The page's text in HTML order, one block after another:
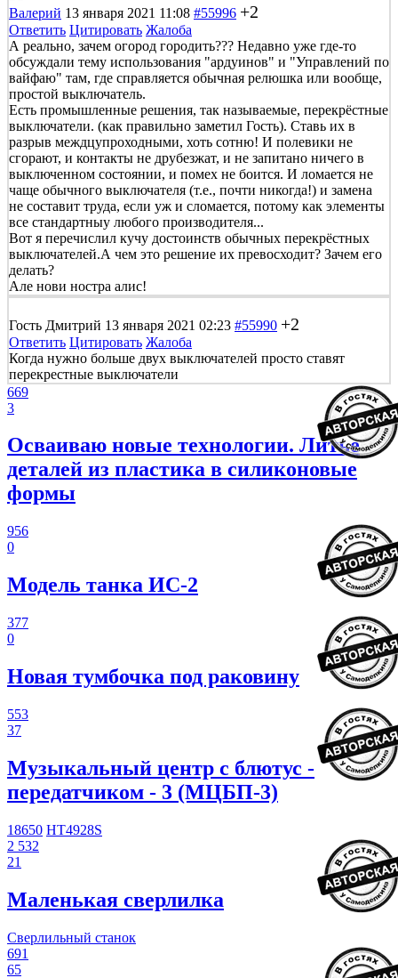
Валерий 13 января 2021 11:08 #55996 +2
Ответить Цитировать Жалоба
А реально, зачем огород городить??? Недавно уже где-то
обсуждали тему использования "ардуинов" и "Управлений по
вайфаю" там, где справляется обычная релюшка или вообще,
простой выключатель.
Есть промышленные решения, так называемые, перекрёстные
выключатели. (как правильно заметил Гость). Ставь их в
разрыв междцупроходными, хоть сотню! И полевики не
сгорают, и контакты не друбезжат, и не запитано ничего в
выключенном состоянии, и помех не боится. И ломается не
чаще обычного выключателя (т.е., почти никогда!) и замена
не составит труда, если уж и сломается, потому как элементы
все стандартныу любого производителя...
Вот я перечислил кучу достоинств обычных перекрёстных
выключателей.А чем это решение их превосходит? Зачем его
делать?
Але нови ностра алис!
Гость Дмитрий 13 января 2021 02:23 #55990 +2
Ответить Цитировать Жалоба
Когда нужно больше двух выключателей просто ставят
перекрестные выключатели
669
3
Осваиваю новые технологии. Литье
деталей из пластика в силиконовые
формы
956
0
Модель танка ИС-2
377
0
Новая тумбочка под раковину
553
37
Музыкальный центр с блютус -
передатчиком - 3 (МЦБП-3)
18650 HT4928S
2 532
21
Маленькая сверлилка
Сверлильный станок
691
65